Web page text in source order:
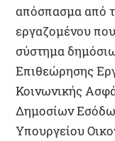
απόσπασμα από
εργαζομένου
σύστημα
Επιθεώρησης
Κοινωνικής
Δημοσίων
Υπουργείου